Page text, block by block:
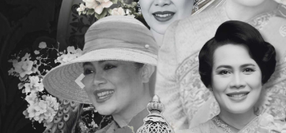
Previous